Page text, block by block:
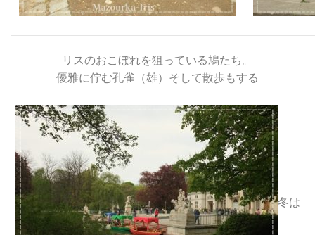
リスのおこぼれを狙っている鳩たち。
優雅に佇む孔雀（雄）そして散歩もする
冬は